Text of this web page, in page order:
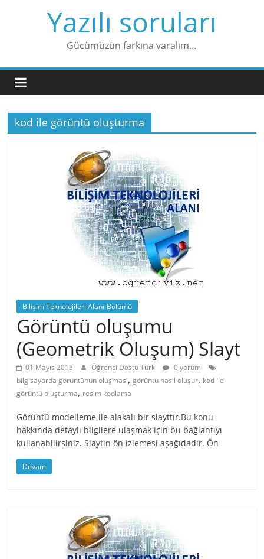
Yazılı soruları
Gücümüzün farkına varalım…
kod ile görüntü oluşturma
Bilişim Teknolojileri Alanı-Bölümü
Görüntü oluşumu
(Geometrik Oluşum) Slayt
01 Mayıs 2013 Öğrenci Dostu Türk
0 yorum
bilgisayarda görüntünün oluşması, görüntü nasıl oluşur, kod ile
görüntü oluşturma, resim kodlama
Görüntü modelleme ile alakalı bir slayttır.Bu konu
hakkında detaylı bilgilere ulaşmak için bu bağlantıyı
kullanabilirsiniz. Slaytın ön izlemesi aşağıdadır. Ön
Devam